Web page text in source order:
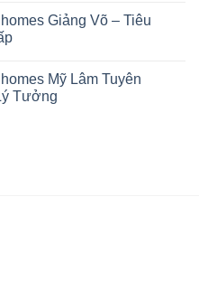
Giảng Võ – Tiêu
Mỹ Lâm Tuyên
Tưởng